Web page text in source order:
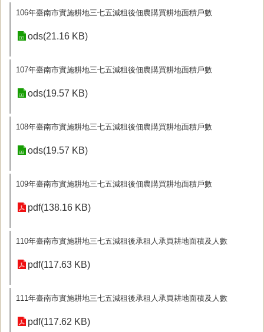
106年臺南市實施耕地三七五減租後佃農購買耕地面積戶數
ods(21.16 KB)
107年臺南市實施耕地三七五減租後佃農購買耕地面積戶數
ods(19.57 KB)
108年臺南市實施耕地三七五減租後佃農購買耕地面積戶數
ods(19.57 KB)
109年臺南市實施耕地三七五減租後佃農購買耕地面積戶數
pdf(138.16 KB)
110年臺南市實施耕地三七五減租後承租人承買耕地面積及人數
pdf(117.63 KB)
111年臺南市實施耕地三七五減租後承租人承買耕地面積及人數
pdf(117.62 KB)